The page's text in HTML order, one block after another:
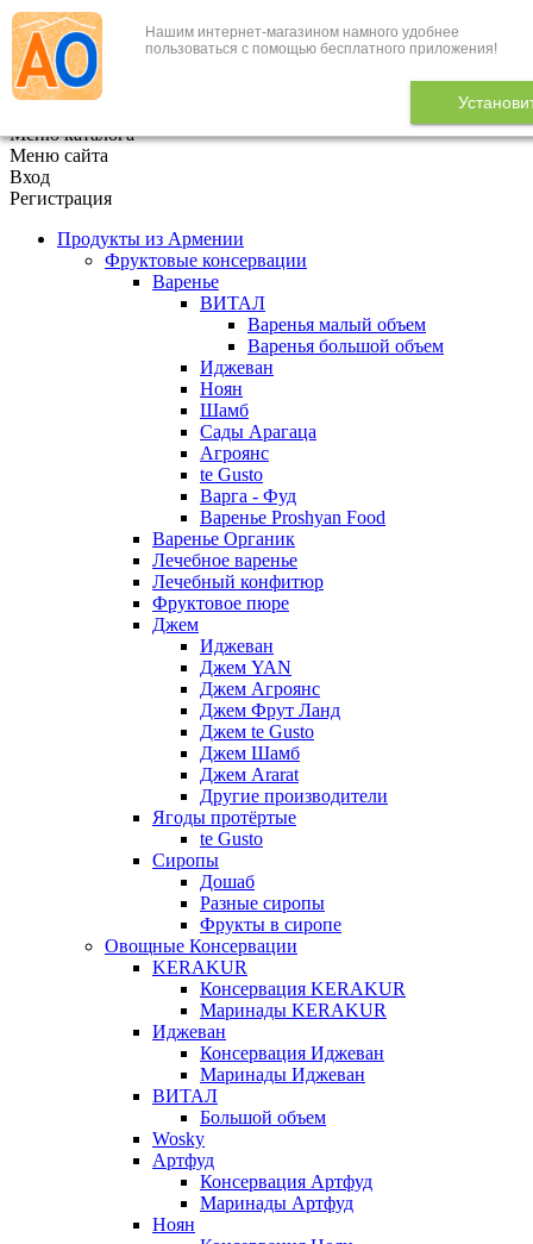
Нашим интернет-магазином намного удобнее
пользоваться с помощью бесплатного приложения!
+7 (495) 646-888-1
В корзине 0
Меню каталога
Меню сайта
Вход
Регистрация
Продукты из Армении
Фруктовые консервации
Варенье
ВИТАЛ
Варенья малый объем
Варенья большой объем
Иджеван
Ноян
Шамб
Сады Арагаца
Агроянс
te Gusto
Варга - Фуд
Варенье Proshyan Food
Варенье Органик
Лечебное варенье
Лечебный конфитюр
Фруктовое пюре
Джем
Иджеван
Джем YAN
Джем Агроянс
Джем Фрут Ланд
Джем te Gusto
Джем Шамб
Джем Ararat
Другие производители
Ягоды протёртые
te Gusto
Сиропы
Дошаб
Разные сиропы
Фрукты в сиропе
Овощные Консервации
KERAKUR
Консервация KERAKUR
Маринады KERAKUR
Иджеван
Консервация Иджеван
Маринады Иджеван
ВИТАЛ
Большой объем
Wosky
Артфуд
Консервация Артфуд
Маринады Артфуд
Ноян